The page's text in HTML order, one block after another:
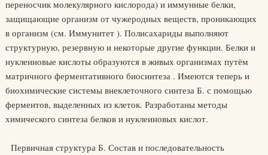
переносчик молекулярного кислорода) и иммунные белки,
защищающие организм от чужеродных веществ, проникающих
в организм (см. Иммунитет ). Полисахариды выполняют
структурную, резервную и некоторые другие функции. Белки и
нуклеиновые кислоты образуются в живых организмах путём
матричного ферментативного биосинтеза . Имеются теперь и
биохимические системы внеклеточного синтеза Б. с помощью
ферментов, выделенных из клеток. Разработаны методы
химического синтеза белков и нуклеиновых кислот.
Первичная структура Б. Состав и последовательность